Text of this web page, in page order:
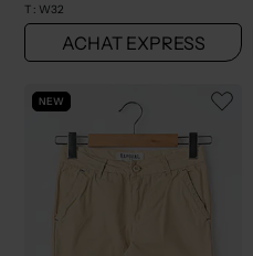
T : W32
ACHAT EXPRESS
NEW